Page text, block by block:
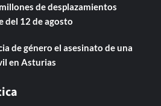
de desplazamientos
del 12 de agosto
de género el asesinato de una
en Asturias